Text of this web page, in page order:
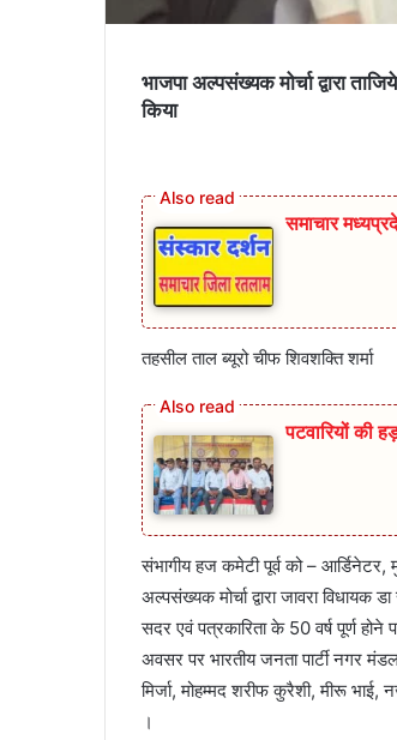
भाजपा अल्पसंख्यक मोर्चा द्वारा
किया
समाचार
तहसील ताल ब्यूरो चीफ शिवशक्ति शर्मा
पटवारियों की
संभागीय हज कमेटी पूर्व को –
अल्पसंख्यक मोर्चा द्वारा जावरा विधायक
सदर एवं पत्रकारिता के 50 वर्ष पूर्ण
अवसर पर भारतीय जनता पार्टी नगर
मिर्जा, मोहम्मद शरीफ कुरैशी, मीरू
।